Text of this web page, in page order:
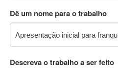
Dê um nome para o trabalho
Descreva o trabalho a ser feito